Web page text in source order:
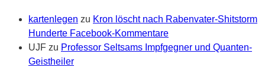
kartenlegen zu Kron löscht nach Rabenvater-Shitstorm
Hunderte Facebook-Kommentare
UJF zu Professor Seltsams Impfgegner und Quanten-
Geistheiler